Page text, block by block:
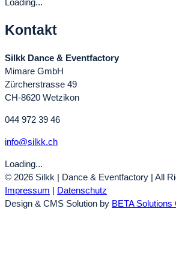
Loading...
Kontakt
Silkk Dance & Eventfactory
Mimare GmbH
Zürcherstrasse 49
CH-8620 Wetzikon
044 972 39 46
info@silkk.ch
Loading...
© 2026 Silkk | Dance & Eventfactory | All
Impressum | Datenschutz
Design & CMS Solution by BETA Solutions